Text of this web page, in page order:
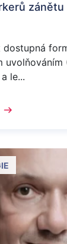
zánětu
uvolňováním
le...